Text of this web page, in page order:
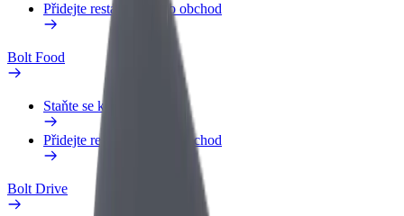
Přidejte restauraci nebo obchod
Bolt Food
Staňte se kurýrem
Přidejte restauraci nebo obchod
Bolt Drive